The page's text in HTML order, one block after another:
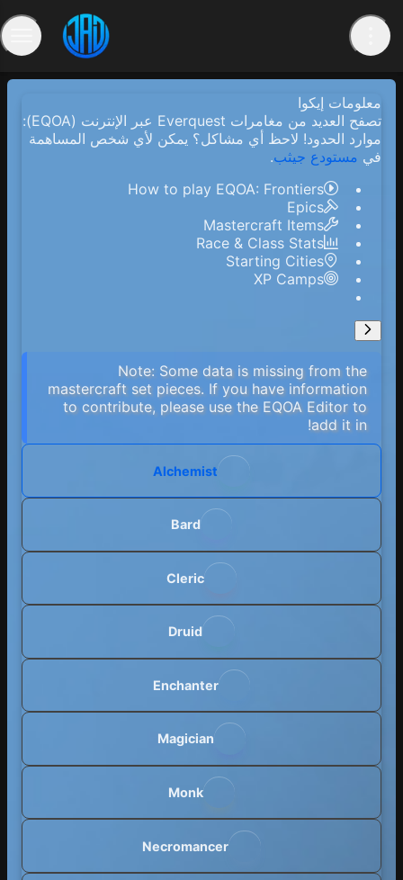
معلومات إيكوا
تصفح العديد من مغامرات Everquest عبر الإنترنت (EQOA):
موارد الحدود! لاحظ أي مشاكل؟ يمكن لأي شخص المساهمة
في مستودع جيثب.
How to play EQOA: Frontiers
Epics
Mastercraft Items
Race & Class Stats
Starting Cities
XP Camps
Note: Some data is missing from the
mastercraft set pieces. If you have information
to contribute, please use the EQOA Editor to
add it in!
Alchemist
Bard
Cleric
Druid
Enchanter
Magician
Monk
Necromancer